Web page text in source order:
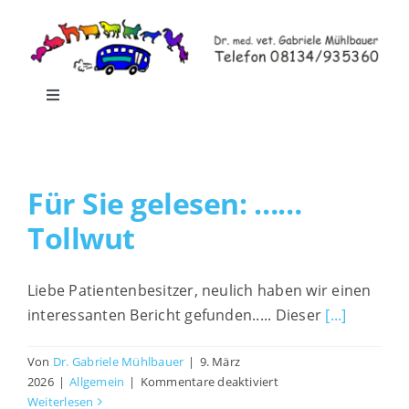
springen
Toggle
Leistungen
Praxis-Shop
Blog
Für Sie gelesen: ……
Tollwut
Liebe Patientenbesitzer, neulich haben wir einen
interessanten Bericht gefunden..... Dieser [...]
Von Dr. Gabriele Mühlbauer | 9. März
2026 | Allgemein | Kommentare deaktiviertfür
Weiterlesen